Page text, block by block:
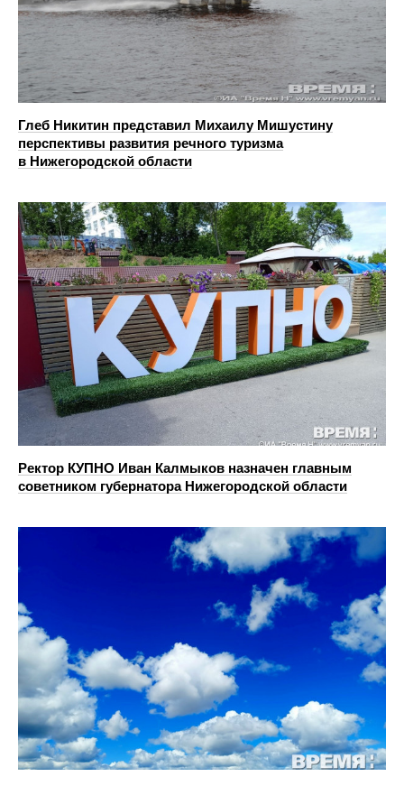
Глеб Никитин представил Михаилу Мишустину
перспективы развития речного туризма
в Нижегородской области
Ректор КУПНО Иван Калмыков назначен главным
советником губернатора Нижегородской области